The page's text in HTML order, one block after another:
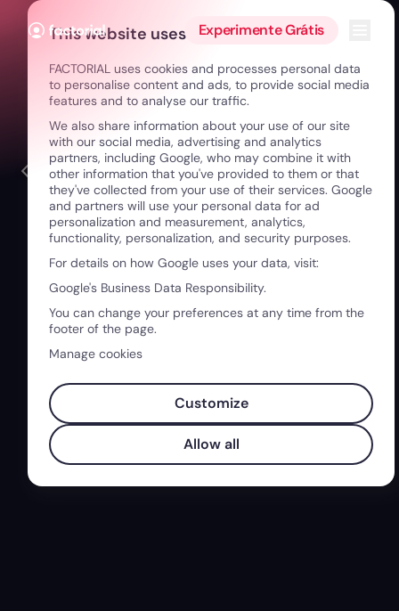
Ir para o conteúdo
Experimente Grátis
This website uses cookies
FACTORIAL uses cookies and processes personal data
to personalise content and ads, to provide social media
features and to analyse our traffic.
We also share information about your use of our site
with our social media, advertising and analytics
partners, including Google, who may combine it with
other information that you've provided to them or that
they've collected from your use of their services. Google
and partners will use your personal data for ad
personalization and measurement, analytics,
functionality, personalization, and security purposes.
For details on how Google uses your data, visit:
Google's Business Data Responsibility.
You can change your preferences at any time from the
footer of the page.
Manage cookies
Customize
Allow all